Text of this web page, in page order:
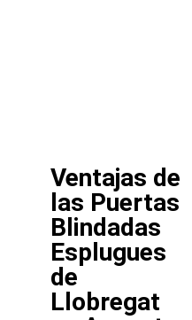
Ventajas de
las Puertas
Blindadas
Esplugues
de
Llobregat